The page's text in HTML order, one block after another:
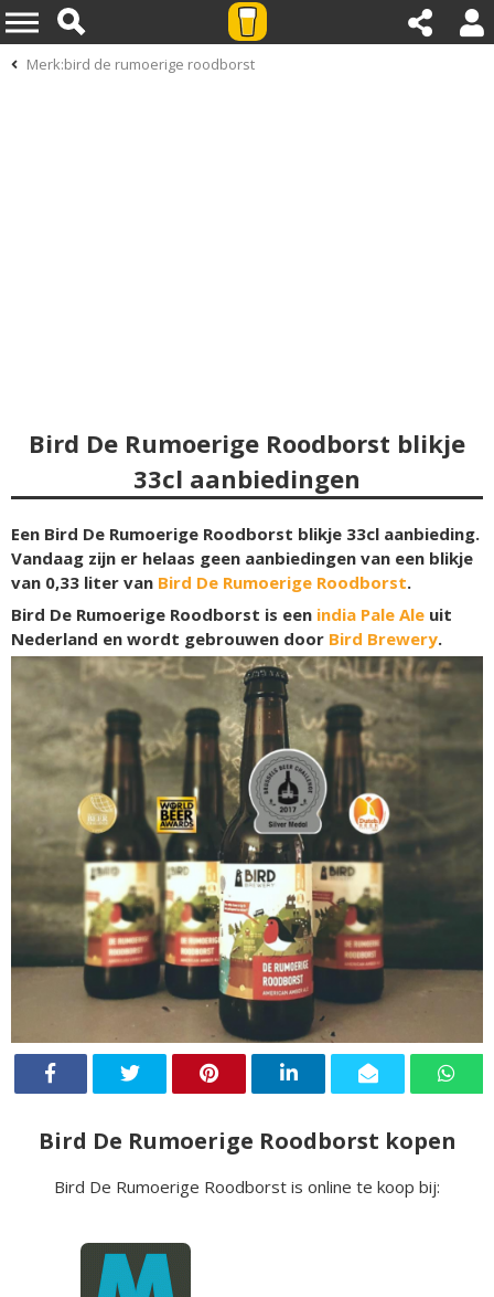
Merk:bird de rumoerige roodborst
Bird De Rumoerige Roodborst blikje
33cl aanbiedingen
Een Bird De Rumoerige Roodborst blikje 33cl aanbieding.
Vandaag zijn er helaas geen aanbiedingen van een blikje
van 0,33 liter van Bird De Rumoerige Roodborst.
Bird De Rumoerige Roodborst is een india Pale Ale uit
Nederland en wordt gebrouwen door Bird Brewery.
Bird De Rumoerige Roodborst kopen
Bird De Rumoerige Roodborst is online te koop bij: